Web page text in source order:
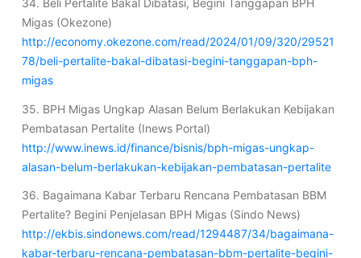
34. Beli Pertalite Bakal Dibatasi, Begini Tanggapan BPH
Migas (Okezone)
http://economy.okezone.com/read/2024/01/09/320/29521
78/beli-pertalite-bakal-dibatasi-begini-tanggapan-bph-
migas
35. BPH Migas Ungkap Alasan Belum Berlakukan Kebijakan
Pembatasan Pertalite (Inews Portal)
http://www.inews.id/finance/bisnis/bph-migas-ungkap-
alasan-belum-berlakukan-kebijakan-pembatasan-pertalite
36. Bagaimana Kabar Terbaru Rencana Pembatasan BBM
Pertalite? Begini Penjelasan BPH Migas (Sindo News)
http://ekbis.sindonews.com/read/1294487/34/bagaimana-
kabar-terbaru-rencana-pembatasan-bbm-pertalite-begini-